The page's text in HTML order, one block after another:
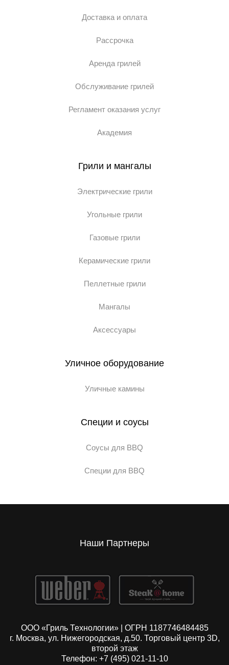
Доставка и оплата
Рассрочка
Аренда грилей
Обслуживание грилей
Регламент оказания услуг
Академия
Грили и мангалы
Электрические грили
Угольные грили
Газовые грили
Керамические грили
Пеллетные грили
Мангалы
Аксессуары
Уличное оборудование
Уличные камины
Специи и соусы
Соусы для BBQ
Специи для BBQ
Наши Партнеры
ООО «Гриль Технологии» | ОГРН 1187746484485
г. Москва, ул. Нижегородская, д.50. Торговый центр 3D,
второй этаж
Телефон: +7 (495) 021-11-10